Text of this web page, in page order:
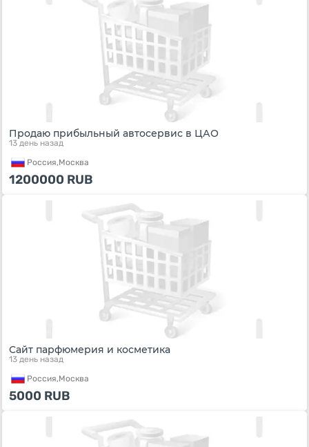
Продаю прибыльный автосервис в ЦАО
13 день назад
Россия,Москва
1200000 RUB
Сайт парфюмерия и косметика
13 день назад
Россия,Москва
5000 RUB